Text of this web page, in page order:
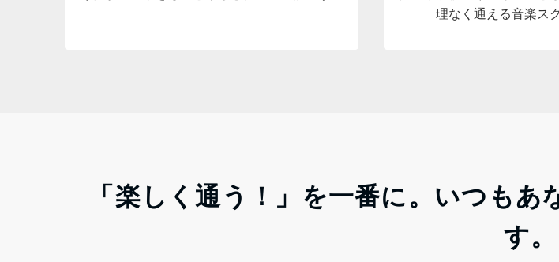
理なく通える音楽ス
「楽しく通う！」を一番に。いつも
す。